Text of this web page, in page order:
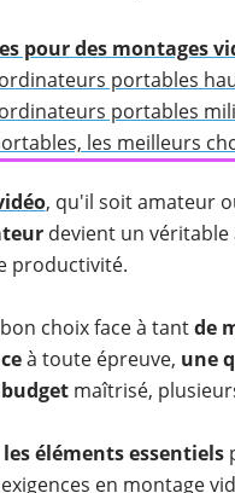
pour des montages
portables
portables
les meilleurs
, qu'il soit amateur
devient un véritable
productivité.
choix face à tantde
à toute épreuve, une
maîtrisé,
les éléments essentiels
en montage